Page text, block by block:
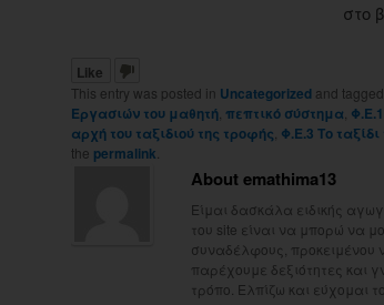
στο
Like
This entry was posted in Uncategorized and tagged
Εργασιών του μαθητή πεπτικό σύστημα
αρχή του ταξιδιού της τροφής Φ.Ε.3 Το
the permalink
About emathima13
Είμαι δασκάλα ειδικής
του site είναι να μπορώ να
συναδέλφους, προκειμένου
παρέχουμε δεξιότητες και
τρόπο. Ελπίζω και εύχομαι